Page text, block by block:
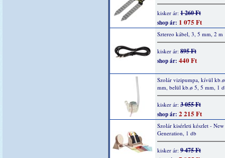
kisker ár: 1 260 Ft
shop ár: 1 075 Ft
Sztereo kábel, 3, 5 mm, 2 m
kisker ár: 895 Ft
shop ár: 440 Ft
Szolár vizipumpa, kívül
mm, belül kb.ø 5, 5 mm, 1
kisker ár: 3 055 Ft
shop ár: 2 215 Ft
Szolár kisérleti készlet - New
Generation, 1 db
kisker ár: 9 475 Ft